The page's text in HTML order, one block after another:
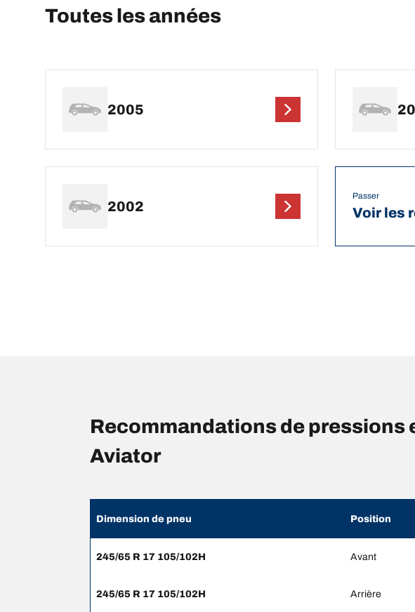
Toutes les années
2005
2002
Passer
Voir les
Recommandations de pressions
Aviator
Dimension de pneu Position
245/65 R 17 105/102H Avant
245/65 R 17 105/102H Arrière